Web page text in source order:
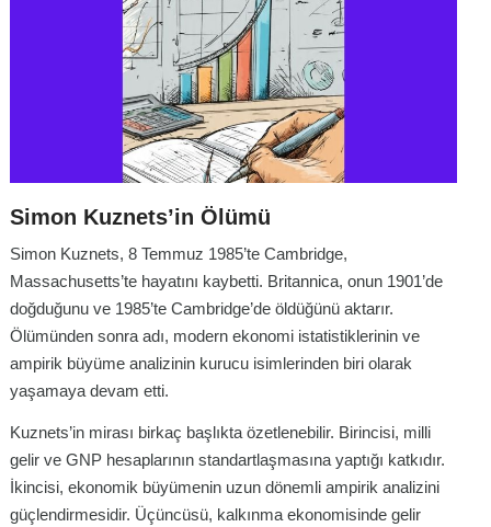
Simon Kuznets’in Ölümü
Simon Kuznets, 8 Temmuz 1985’te Cambridge,
Massachusetts’te hayatını kaybetti. Britannica, onun 1901’de
doğduğunu ve 1985’te Cambridge’de öldüğünü aktarır.
Ölümünden sonra adı, modern ekonomi istatistiklerinin ve
ampirik büyüme analizinin kurucu isimlerinden biri olarak
yaşamaya devam etti.
Kuznets’in mirası birkaç başlıkta özetlenebilir. Birincisi, milli
gelir ve GNP hesaplarının standartlaşmasına yaptığı katkıdır.
İkincisi, ekonomik büyümenin uzun dönemli ampirik analizini
güçlendirmesidir. Üçüncüsü, kalkınma ekonomisinde gelir